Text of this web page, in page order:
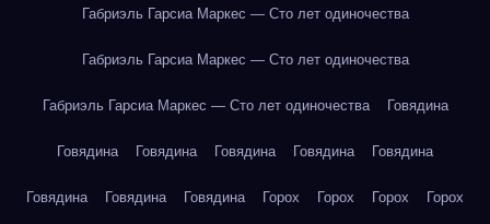
Габриэль Гарсиа Маркес — Сто лет одиночества
Габриэль Гарсиа Маркес — Сто лет одиночества
Габриэль Гарсиа Маркес — Сто лет одиночества Говядина
Говядина Говядина Говядина Говядина Говядина
Говядина Говядина Говядина Горох Горох Горох Горох